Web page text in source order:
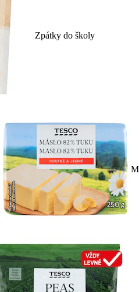
Zpátky do školy